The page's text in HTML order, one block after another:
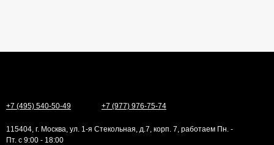
+7 (495) 540-50-49 +7 (977) 976-75-74
115404, г. Москва, ул. 1-я Стекольная, д.7, корп. 7, работаем Пн. -
Пт. с 9:00 - 18:00